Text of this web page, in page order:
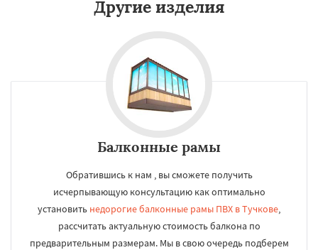
Другие изделия
Балконные рамы
Обратившись к нам , вы сможете получить
исчерпывающую консультацию как оптимально
установить недорогие балконные рамы ПВХ в Тучкове,
рассчитать актуальную стоимость балкона по
предварительным размерам. Мы в свою очередь подберем